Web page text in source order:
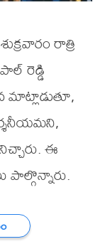
రాత్రి
రెడ్డి
మాట్లాడుతూ,
ఈ